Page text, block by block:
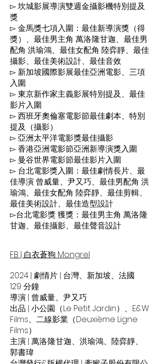
▻ 坎城影展導演雙週金攝影機特別提及
獎
▻ 金馬獎七項入圍：最佳新導演獎（得
獎）、最佳男主角 萬洛·隆甘迦、最佳男
配角 洪瑜鴻、最佳女配角 陸弈靜、最佳
攝影、最佳美術設計、最佳音效
▻ 新加坡國際影展最佳亞洲電影、三項
入圍
▻ 東京新作家主義影展特別提及、最佳
影片入圍
▻ ⻄班牙奧倫塞電影節最佳劇本、特別
提及（攝影）
▻ 亞洲太平洋電影獎最佳攝影
▻ 香港亞洲電影節亞洲新導演獎入圍
▻ 曼谷世界電影節最佳影片入圍
▻ 台北電影獎入圍：最佳劇情長片、最
佳導演 曾威量、尹又巧、最佳男配角 洪
瑜鴻、最佳女配角 陸弈靜、最佳剪輯、
最佳美術設計、最佳造型設計
▻台北電影獎 獲獎：最佳男主角 萬洛·隆
甘迦、最佳攝影、最佳聲音設計
FB | 白衣蒼狗 Mongrel
2024 | 劇情片 | 台灣、新加坡、法國
129 分鐘
導演 | 曾威量、尹又巧
出品 | 小公園（Le Petit Jardin）、E&W
Films、二線影業（Deuxième Ligne
Films）
主演 | 萬洛·隆甘迦、洪瑜鴻、陸弈靜、
郭書瑋